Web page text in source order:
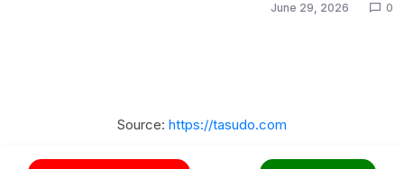
June 29, 2026 0
Source: https://tasudo.com